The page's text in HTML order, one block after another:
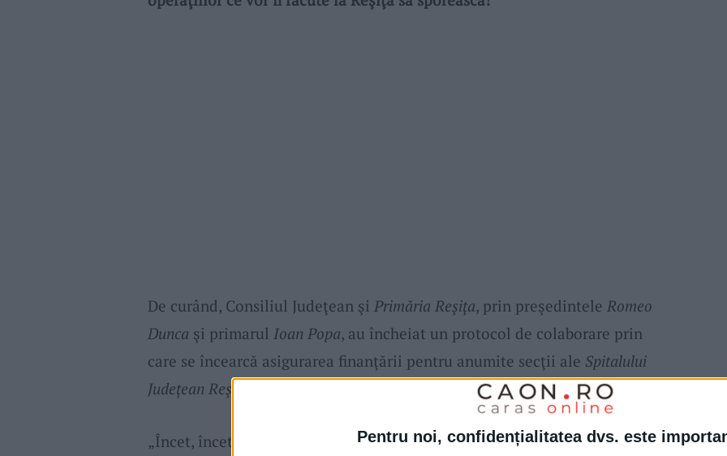
Pentru noi, confidențialitatea dvs. este
De curând, Consiliul Judeţean şi Primăria Reşiţa, prin preşedintele Romeo
Dunca şi primarul Ioan Popa, au încheiat un protocol de colaborare prin
care se încearcă asigurarea finanţării pentru anumite secţii ale Spitalului
Judeţean Reşiţa.
„Încet, încet încercăm să dezvoltăm secţiile spitalului, suntem zonă